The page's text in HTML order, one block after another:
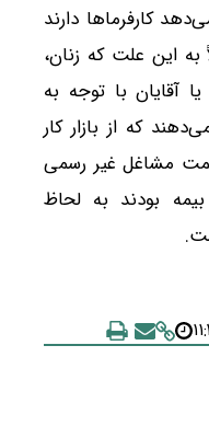
کارفرما‌ها دارند
به این علت که زنان،
آقایان با توجه به
که از بازار کار
مشاغل غیر رسمی
بودند به لحاظ